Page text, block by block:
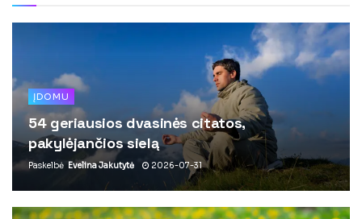
ĮDOMU
54 geriausios dvasinės citatos,
pakylėjančios sielą
Paskelbė Evelina Jakutytė 2026-07-31